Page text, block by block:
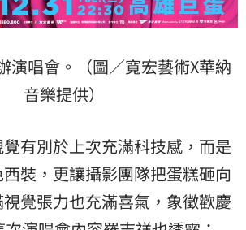
唱會。（圖／寬宏藝術X華納
音樂提供）
有別於上次充滿科技感，而是
裝，更讓攝影團隊把蛋糕砸向
覺張力也充滿喜氣，象徵歡慶